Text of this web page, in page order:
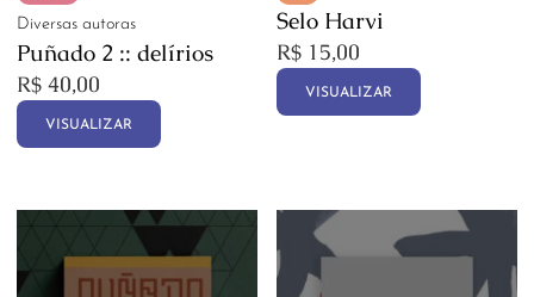
Diversas autoras
Puñado 2 :: delírios
R$ 40,00
VISUALIZAR
Selo Harvi
R$ 15,00
VISUALIZAR